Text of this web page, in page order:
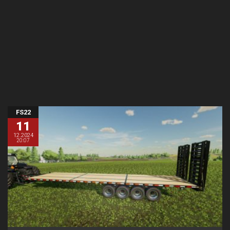
FS22
11
12.2024
20:07